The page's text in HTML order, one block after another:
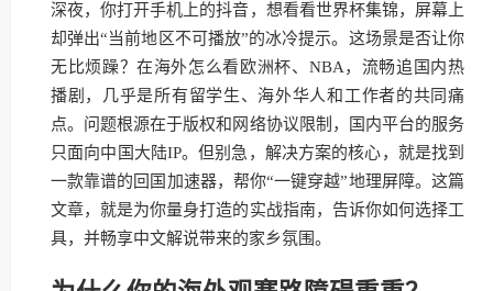
深夜，你打开手机上的抖音，想看看世界杯集锦，屏幕上
却弹出“当前地区不可播放”的冰冷提示。这场景是否让你
无比烦躁？在海外怎么看欧洲杯、NBA，流畅追国内热
播剧，几乎是所有留学生、海外华人和工作者的共同痛
点。问题根源在于版权和网络协议限制，国内平台的服务
只面向中国大陆IP。但别急，解决方案的核心，就是找到
一款靠谱的回国加速器，帮你“一键穿越”地理屏障。这篇
文章，就是为你量身打造的实战指南，告诉你如何选择工
具，并畅享中文解说带来的家乡氛围。